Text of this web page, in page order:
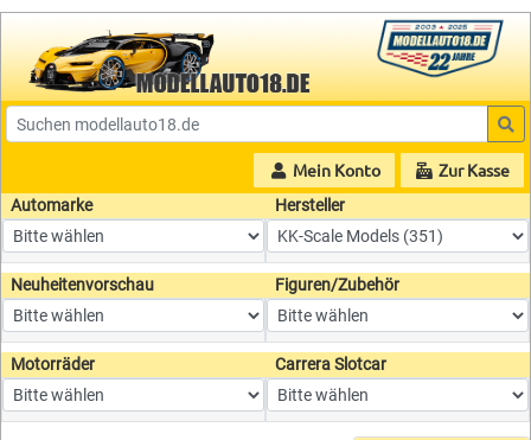
Mein Konto Zur Kasse
Automarke Hersteller
Neuheitenvorschau Figuren/Zubehör
Motorräder Carrera Slotcar